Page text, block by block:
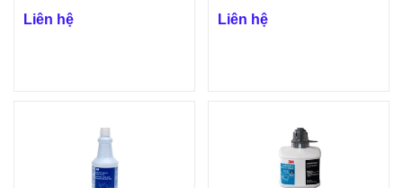
Liên hệ Liên hệ